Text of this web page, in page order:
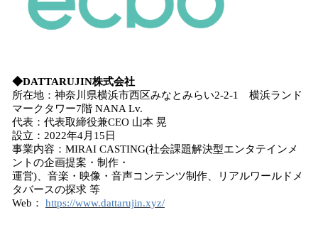
◆DATTARUJIN株式会社
所在地：神奈川県横浜市西区みなとみらい2-2-1 横浜ランド
マークタワー7階 NANA Lv.
代表：代表取締役兼CEO 山本 晃
設立：2022年4月15日
事業内容：MIRAI CASTING(社会課題解決型エンタテインメ
ントの企画提案・制作・
運営)、音楽・映像・音声コンテンツ制作、リアルワールドメ
タバースの探求 等
Web： https://www.dattarujin.xyz/